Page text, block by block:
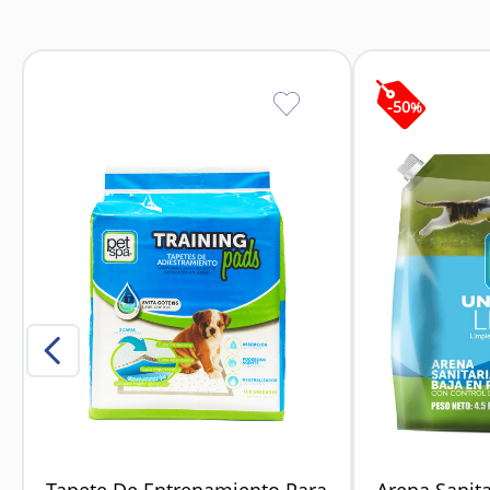
-50%